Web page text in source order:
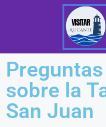
sobre la
San Juan